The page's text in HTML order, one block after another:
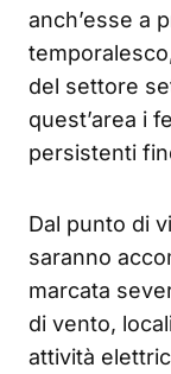
anch’esse a
del settore
quest’area i
persistenti
Dal punto di
saranno
marcata
di vento,
attività